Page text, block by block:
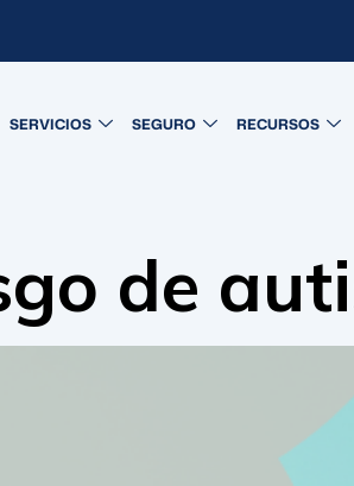
SERVICIOS SEGURO RECURSOS
de